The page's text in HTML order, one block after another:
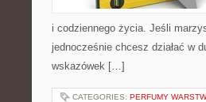
i codziennego życia. Jeśli
jednocześnie chcesz działać w
wskazówek […]
CATEGORIES: PERFUMY